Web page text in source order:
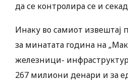
да се контролира се и
Инаку во самиот извештај
за минатата година на
железници-
267 милиони денари и за